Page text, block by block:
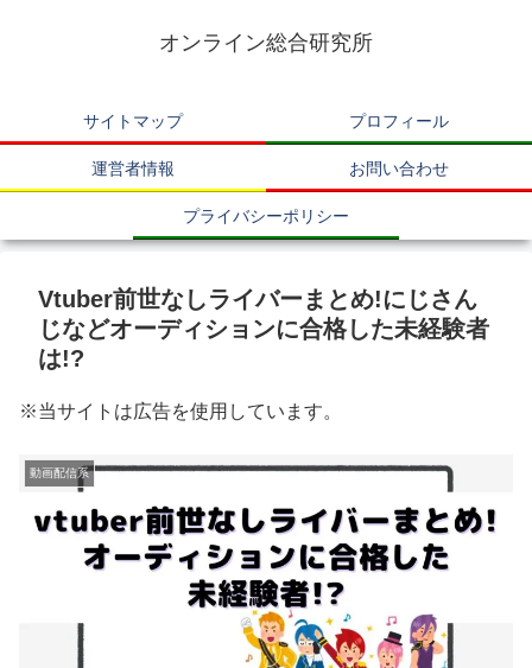
オンライン総合研究所
サイトマップ プロフィール
運営者情報 お問い合わせ
プライバシーポリシー
Vtuber前世なしライバーまとめ!にじさん
じなどオーディションに合格した未経験者
は!?
※当サイトは広告を使用しています。
動画配信系